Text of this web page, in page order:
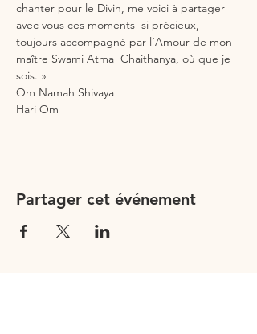
chanter pour le Divin, me voici à partager
avec vous ces moments  si précieux,
toujours accompagné par l’Amour de mon
maître Swami Atma  Chaithanya, où que je
sois. »
Om Namah Shivaya
Hari Om
Partager cet événement